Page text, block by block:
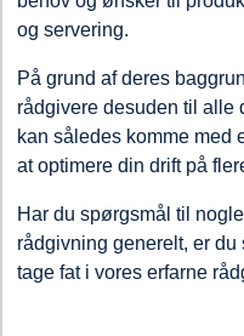
og servering.
På grund af deres
rådgivere desuden til alle
kan således komme med
at optimere din drift på
Har du spørgsmål til
rådgivning generelt, er
tage fat i vores erfarne